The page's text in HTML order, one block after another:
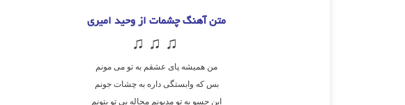
متن آهنگ چشمات از وحید امیری
♫ ♫ ♫
من همیشه پای عشقم به تو می مونم
بس که وابستگی داره به چشات جونم
این حسو به تو مدیونم محاله بی تو بتونم